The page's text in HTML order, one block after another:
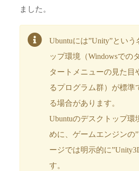
ました。
Ubuntuには”Unity”という
ップ環境（Windowsでの
タートメニューの見た目
るプログラム群）が標準
る場合があります。
Ubuntuのデスクトップ環
めに、ゲームエンジンの
ージでは明示的に
す。